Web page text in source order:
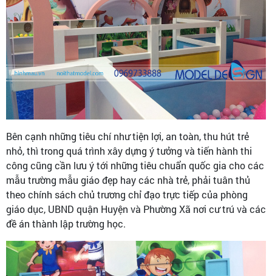
Bên cạnh những tiêu chí như tiện lợi, an toàn, thu hút trẻ
nhỏ, thì trong quá trình xây dựng ý tưởng và tiến hành thi
công cũng cần lưu ý tới những tiêu chuẩn quốc gia cho các
mẫu trường mẫu giáo đẹp hay các nhà trẻ, phải tuân thủ
theo chính sách chủ trương chỉ đạo trực tiếp của phòng
giáo dục, UBND quận Huyện và Phường Xã nơi cư trú và các
đề án thành lập trường học.